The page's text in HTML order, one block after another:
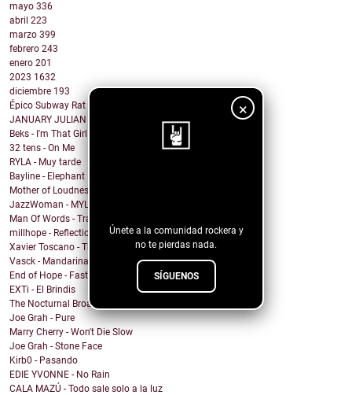
×
Únete a la comunidad rockera y
no te pierdas nada.
SÍGUENOS
mayo 336
abril 223
marzo 399
febrero 243
enero 201
2023 1632
diciembre 193
Épico Subway Rat nos regala una obra de arte para ...
JANUARY JULIAN - KIDS WITH GUNS
Beks - I'm That Girl
32 tens - On Me
RYLA - Muy tarde
Bayline - Elephant
Mother of Loudness - Not Yet But Soon
JazzWoman - MYLOVAH
Man Of Words - Translation Lost
millhope - Reflection
Xavier Toscano - The City Said
Vasck - Mandarina
End of Hope - Fastball
EXTi - El Brindis
The Nocturnal Broadcast - Insomnia
Joe Grah - Pure
Marry Cherry - Won't Die Slow
Joe Grah - Stone Face
Kirb0 - Pasando
EDIE YVONNE - No Rain
CALA MAZÚ - Todo sale solo a la luz